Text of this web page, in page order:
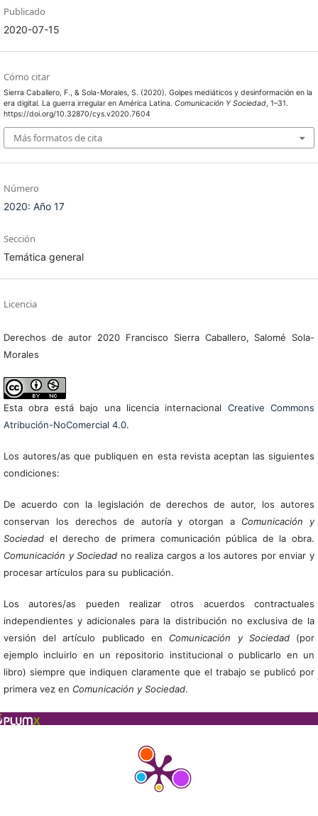
Publicado
2020-07-15
Cómo citar
Sierra Caballero, F., & Sola-Morales, S. (2020). Golpes mediáticos y desinformación en la
era digital. La guerra irregular en América Latina. Comunicación Y Sociedad, 1–31.
https://doi.org/10.32870/cys.v2020.7604
Más formatos de cita
Número
2020: Año 17
Sección
Temática general
Licencia
Derechos de autor 2020 Francisco Sierra Caballero, Salomé Sola-
Morales
Esta obra está bajo una licencia internacional Creative Commons
Atribución-NoComercial 4.0.
Los autores/as que publiquen en esta revista aceptan las siguientes
condiciones:
De acuerdo con la legislación de derechos de autor, los autores
conservan los derechos de autoría y otorgan a Comunicación y
Sociedadel derecho de primera comunicación pública de la obra.
Comunicación y Sociedad no realiza cargos a los autores por enviar y
procesar artículos para su publicación.
Los autores/as pueden realizar otros acuerdos contractuales
independientes y adicionales para la distribución no exclusiva de la
versión del artículo publicado en Comunicación y Sociedad(por
ejemplo incluirlo en un repositorio institucional o publicarlo en un
libro) siempre que indiquen claramente que el trabajo se publicó por
primera vez en Comunicación y Sociedad.